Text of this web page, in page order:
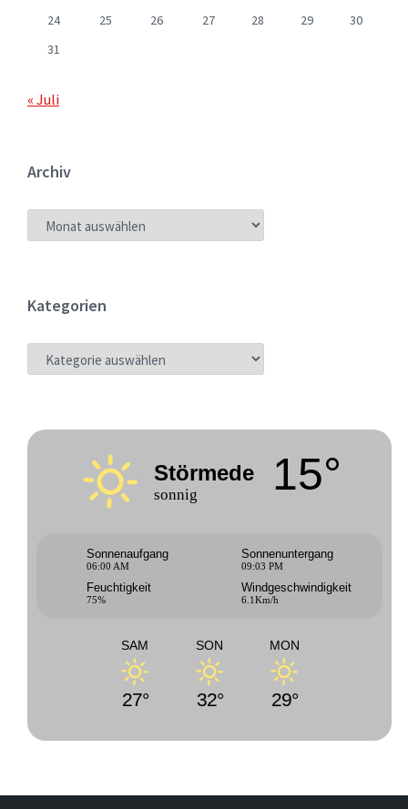
24
25 26 27 28 29
30
31
« Juli
Archiv
ARCHIV
Kategorien
KATEGORIEN
Störmede
sonnig 15°
Sonnenaufgang
06:00 AM
Sonnenuntergang
09:03 PM
Feuchtigkeit
75%
Windgeschwindigkeit
6.1Km/h
SAM
27°
SON
32°
MON
29°